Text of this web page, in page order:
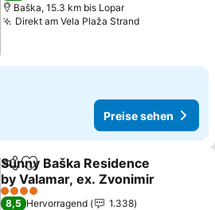
Baška, 15.3 km bis Lopar
Direkt am Vela Plaža StrandPreise sehen
Preise sehen
TeilenZu Favoriten hinzufügen
Sunny Baška Residence
by Valamar, ex. Zvonimir
Preise sehen
4 Sterne
8,5 Hervorragend
1.338